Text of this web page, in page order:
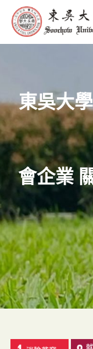
東吳大
會企業